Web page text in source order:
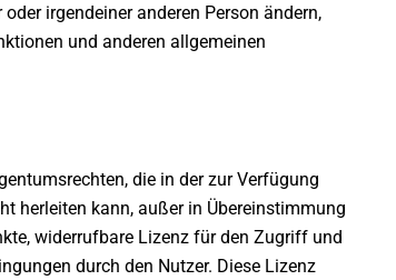
irgendeiner anderen Person ändern,
und anderen allgemeinen
die in der zur Verfügung
herleiten kann, außer in Übereinstimmung
widerrufbare Lizenz für den Zugriff und
durch den Nutzer. Diese Lizenz